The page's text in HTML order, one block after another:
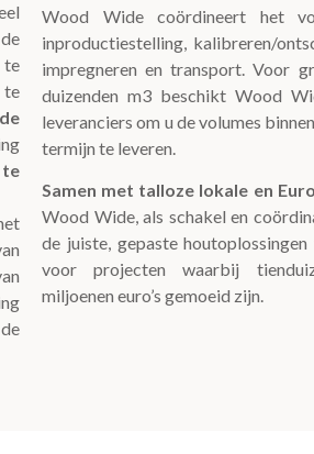
te
te
Wood Wide coördineert het
inproductiestelling, kalibreren/
impregneren en transport. Voor
duizenden m3 beschikt Wood
leveranciers om u de volumes
termijn te leveren.
Samen met talloze lokale en
Wood Wide, als schakel en
de juiste, gepaste
voor projecten waarbij
miljoenen euro’s gemoeid zijn.